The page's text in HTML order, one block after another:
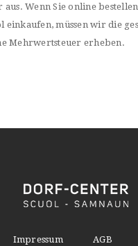
Wenn Sie online
einkaufen, müssen wir die
Mehrwertsteuer erheben.
Impressum AGB